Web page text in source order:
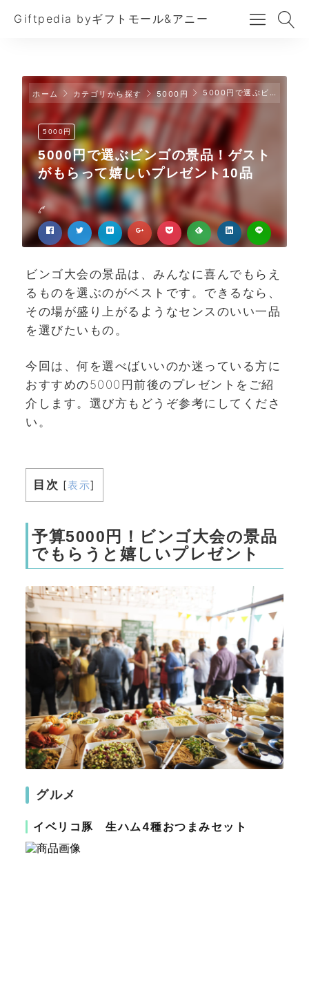
Giftpedia byギフトモール&アニー
ホーム カテゴリから探す 5000円 5000円で選ぶビンゴの景品！ゲストがもらって嬉しいプレゼント10品
5000円
5000円で選ぶビンゴの景品！ゲスト
がもらって嬉しいプレゼント10品
ビンゴ大会の景品は、みんなに喜んでもらえ
るものを選ぶのがベストです。できるなら、
その場が盛り上がるようなセンスのいい一品
を選びたいもの。
今回は、何を選べばいいのか迷っている方に
おすすめの5000円前後のプレゼントをご紹
介します。選び方もどうぞ参考にしてくださ
い。
目次 [表示]
予算5000円！ビンゴ大会の景品
でもらうと嬉しいプレゼント
グルメ
イベリコ豚 生ハム4種おつまみセット